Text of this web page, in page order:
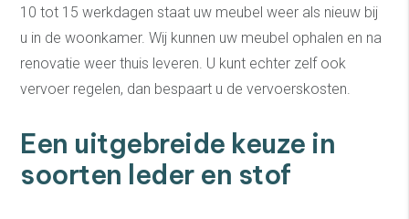
10 tot 15 werkdagen staat uw meubel weer als nieuw bij
u in de woonkamer. Wij kunnen uw meubel ophalen en na
renovatie weer thuis leveren. U kunt echter zelf ook
vervoer regelen, dan bespaart u de vervoerskosten.
Een uitgebreide keuze in
soorten leder en stof